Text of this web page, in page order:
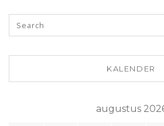
KALENDER
augustus